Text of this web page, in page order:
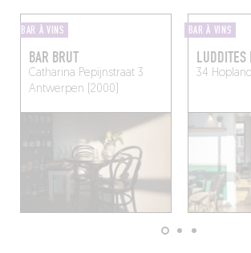
BAR À VINS
BAR BRUT
Catharina Pepijnstraat 3
Antwerpen (2000)
BAR À VINS
34 Hopland